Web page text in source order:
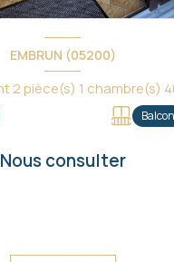
EMBRUN (05200)
Balcon
Nous consulter